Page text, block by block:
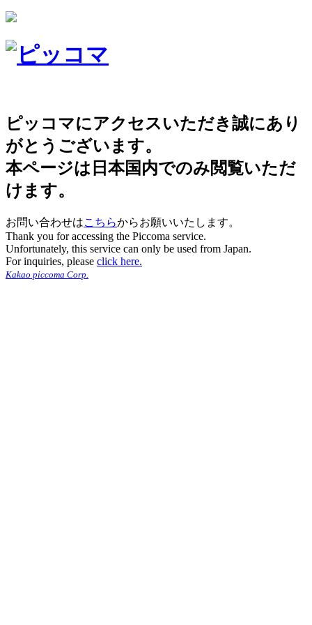
ピッコマにアクセスいただき誠にあり
がとうございます。
本ページは日本国内でのみ閲覧いただ
けます。
お問い合わせはこちらからお願いいたします。
Thank you for accessing the Piccoma service.
Unfortunately, this service can only be used from Japan.
For inquiries, please click here.
Kakao piccoma Corp.